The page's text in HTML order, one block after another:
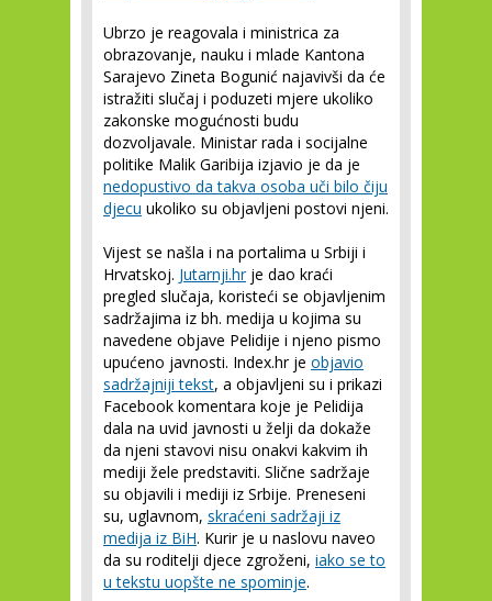
Ubrzo je reagovala i ministrica za
obrazovanje, nauku i mlade Kantona
Sarajevo Zineta Bogunić najavivši da će
istražiti slučaj i poduzeti mjere ukoliko
zakonske mogućnosti budu
dozvoljavale. Ministar rada i socijalne
politike Malik Garibija izjavio je da je
nedopustivo da takva osoba uči bilo čiju
djecu ukoliko su objavljeni postovi njeni.
Vijest se našla i na portalima u Srbiji i
Hrvatskoj. Jutarnji.hrje dao kraći
pregled slučaja, koristeći se objavljenim
sadržajima iz bh. medija u kojima su
navedene objave Pelidije i njeno pismo
upućeno javnosti. Index.hr je objavio
sadržajniji tekst, a objavljeni su i prikazi
Facebook komentara koje je Pelidija
dala na uvid javnosti u želji da dokaže
da njeni stavovi nisu onakvi kakvim ih
mediji žele predstaviti. Slične sadržaje
su objavili i mediji iz Srbije. Preneseni
su, uglavnom, skraćeni sadržaji iz
medija iz BiH. Kurir je u naslovu naveo
da su roditelji djece zgroženi, iako se to
u tekstu uopšte ne spominje.